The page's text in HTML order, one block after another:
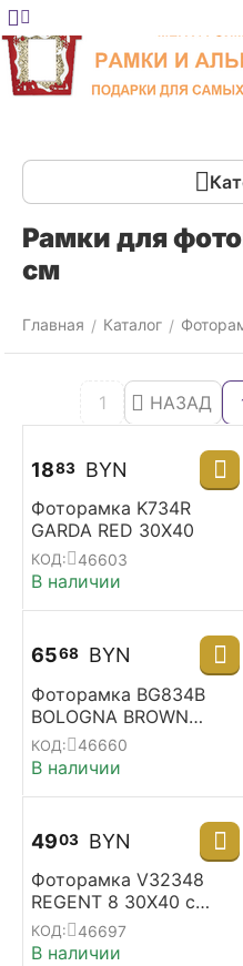
Рамки для
см
Главная / Каталог /
1 НАЗАД
1883 BYN
Фоторамка K734R
GARDA RED 30X40
КОД: 46603
В наличии
6568 BYN
Фоторамка BG834B
BOLOGNA BROWN
30X40
КОД: 46660
В наличии
4903 BYN
Фоторамка V32348
REGENT 8 30X40 с
паспарту 20X30
КОД: 46697
В наличии
Меню